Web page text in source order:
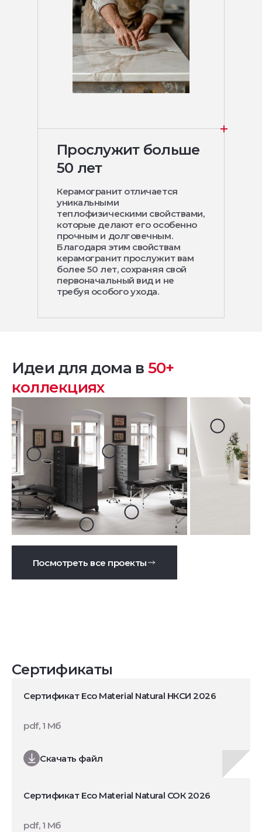
Прослужит больше
50 лет
Керамогранит отличается
уникальными
теплофизическими свойствами,
которые делают его особенно
прочным и долговечным.
Благодаря этим свойствам
керамогранит прослужит вам
более 50 лет, сохраняя свой
первоначальный вид и не
требуя особого ухода.
Идеи для дома в 50+
коллекциях
Посмотреть все проекты
Сертификаты
Сертификат Eco Material Natural НКСИ 2026
Скачать файл
pdf, 1 Мб
Сертификат Eco Material Natural СОК 2026
pdf, 1 Мб